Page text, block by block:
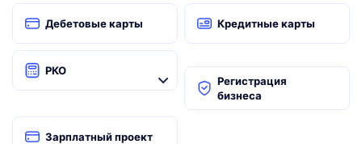
Дебетовые карты Кредитные карты
РКО
Регистрация
бизнеса
Зарплатный проект